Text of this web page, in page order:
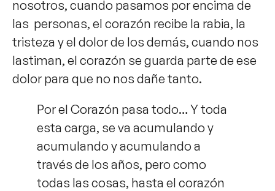
nosotros, cuando pasamos por encima de
las personas, el corazón recibe la rabia, la
tristeza y el dolor de los demás, cuando nos
lastiman, el corazón se guarda parte de ese
dolor para que no nos dañe tanto.
Por el Corazón pasa todo… ​Y toda
esta carga, se va acumulando y
acumulando y acumulando a
través de los años, pero como
todas las cosas, hasta el corazón